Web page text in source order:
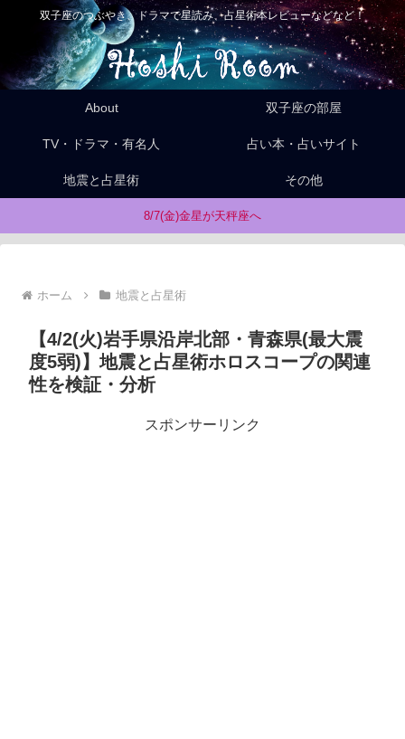
双子座のつぶやき、ドラマで星読み、占星術本レビューなどなど！
About 双子座の部屋
TV・ドラマ・有名人 占い本・占いサイト
地震と占星術 その他
8/7(金)金星が天秤座へ
ホーム 地震と占星術
【4/2(火)岩手県沿岸北部・青森県(最大震
度5弱)】地震と占星術ホロスコープの関連
性を検証・分析
スポンサーリンク